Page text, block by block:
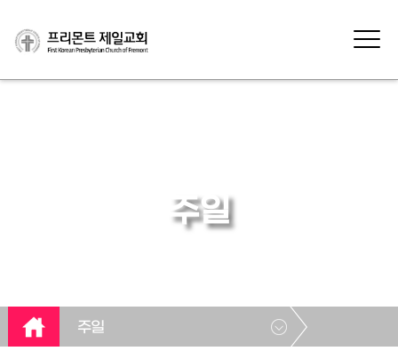
주일
주일